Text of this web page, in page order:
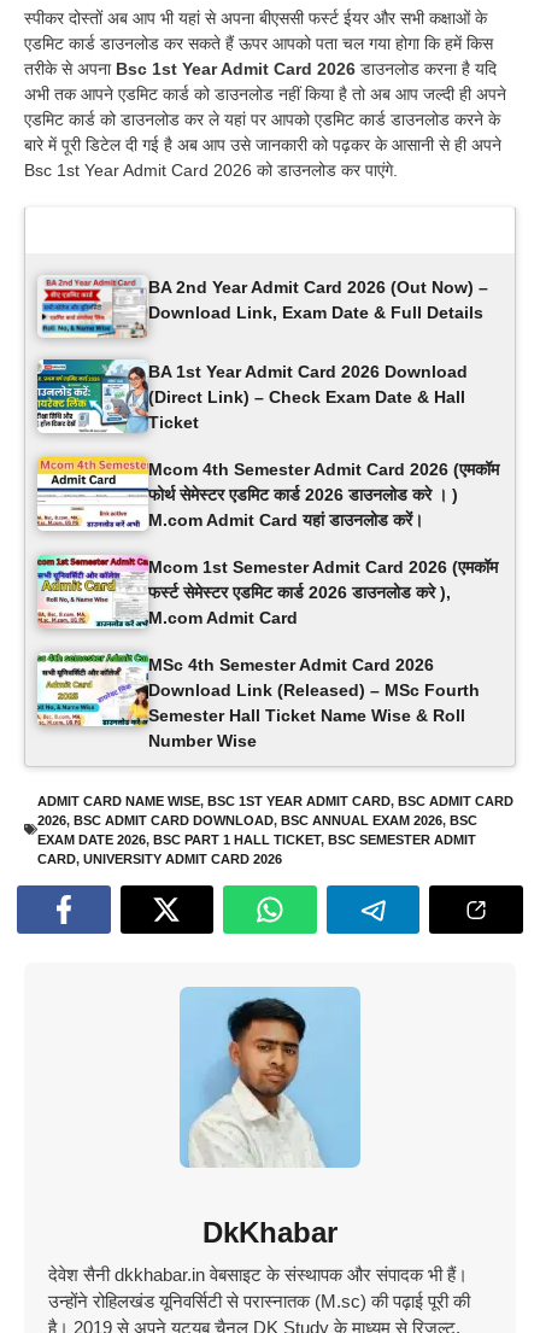
स्पीकर दोस्तों अब आप भी यहां से अपना बीएससी फर्स्ट ईयर और सभी कक्षाओं के
एडमिट कार्ड डाउनलोड कर सकते हैं ऊपर आपको पता चल गया होगा कि हमें किस
तरीके से अपना Bsc 1st Year Admit Card 2026 डाउनलोड करना है यदि
अभी तक आपने एडमिट कार्ड को डाउनलोड नहीं किया है तो अब आप जल्दी ही अपने
एडमिट कार्ड को डाउनलोड कर ले यहां पर आपको एडमिट कार्ड डाउनलोड करने के
बारे में पूरी डिटेल दी गई है अब आप उसे जानकारी को पढ़कर के आसानी से ही अपने
Bsc 1st Year Admit Card 2026 को डाउनलोड कर पाएंगे.
BA 2nd Year Admit Card 2026 (Out Now) –
Download Link, Exam Date & Full Details
BA 1st Year Admit Card 2026 Download
(Direct Link) – Check Exam Date & Hall
Ticket
Mcom 4th Semester Admit Card 2026 (एमकॉम
फोर्थ सेमेस्टर एडमिट कार्ड 2026 डाउनलोड करे । )
M.com Admit Card यहां डाउनलोड करें।
Mcom 1st Semester Admit Card 2026 (एमकॉम
फर्स्ट सेमेस्टर एडमिट कार्ड 2026 डाउनलोड करे ),
M.com Admit Card
MSc 4th Semester Admit Card 2026
Download Link (Released) – MSc Fourth
Semester Hall Ticket Name Wise & Roll
Number Wise
ADMIT CARD NAME WISE, BSC 1ST YEAR ADMIT CARD, BSC ADMIT CARD
2026, BSC ADMIT CARD DOWNLOAD, BSC ANNUAL EXAM 2026, BSC
EXAM DATE 2026, BSC PART 1 HALL TICKET, BSC SEMESTER ADMIT
CARD, UNIVERSITY ADMIT CARD 2026
DkKhabar
देवेश सैनी dkkhabar.in वेबसाइट के संस्थापक और संपादक भी हैं।
उन्होंने रोहिलखंड यूनिवर्सिटी से परास्नातक (M.sc) की पढ़ाई पूरी की
है। 2019 से अपने यूट्यूब चैनल DK Study के माध्यम से रिजल्ट,